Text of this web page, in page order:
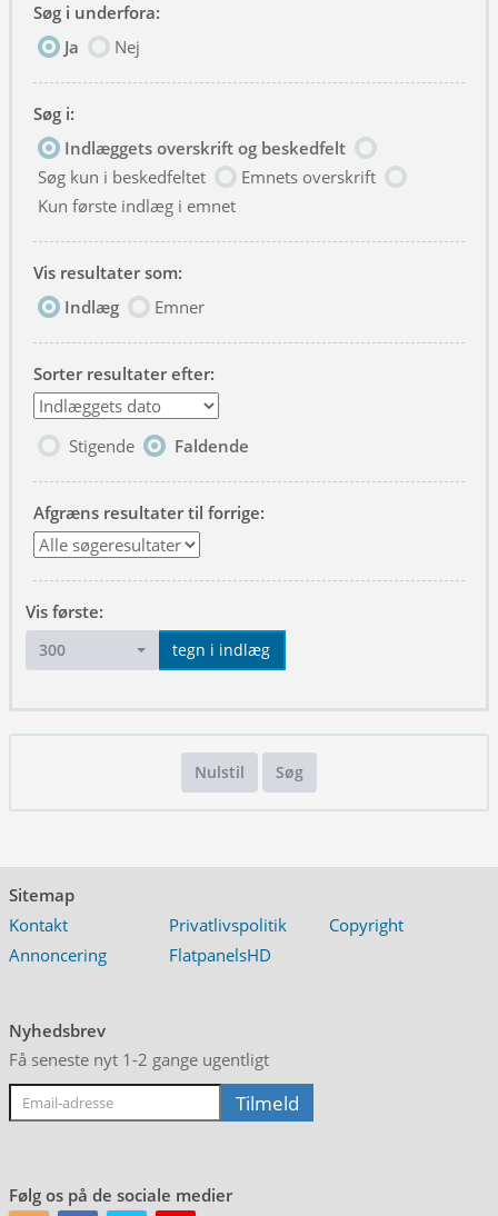
Søg i underfora:
Ja
Nej
Søg i:
Indlæggets overskrift og beskedfelt
Søg kun i beskedfeltet
Emnets overskrift
Kun første indlæg i emnet
Vis resultater som:
Indlæg
Emner
Sorter resultater efter:
Stigende Faldende
Afgræns resultater til forrige:
Vis første:
300 tegn i indlæg
Nulstil Søg
Sitemap
Kontakt
Privatlivspolitik
Copyright
Annoncering
FlatpanelsHD
Nyhedsbrev
Få seneste nyt 1-2 gange ugentligt
Følg os på de sociale medier